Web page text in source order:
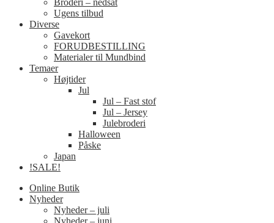
Ugens tilbud
Diverse
Gavekort
FORUDBESTILLING
Materialer til Mundbind
Temaer
Højtider
Jul
Jul – Fast stof
Jul – Jersey
Julebroderi
Halloween
Påske
Japan
!SALE!
Online Butik
Nyheder
Nyheder – juli
Nyheder – juni